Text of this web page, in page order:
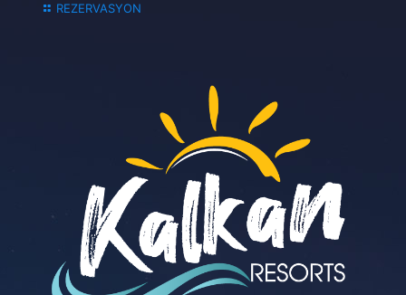
REZERVASYON